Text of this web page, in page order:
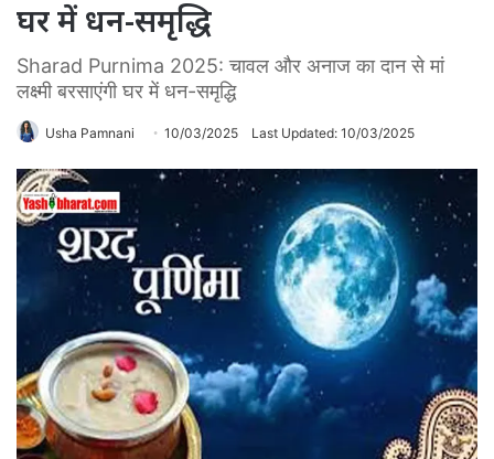
घर में धन-समृद्धि
Sharad Purnima 2025: चावल और अनाज का दान से मां
लक्ष्मी बरसाएंगी घर में धन-समृद्धि
Usha Pamnani 10/03/2025 Last Updated: 10/03/2025